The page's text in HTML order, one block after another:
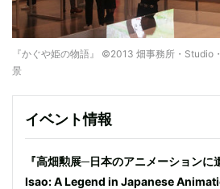
『かぐや姫の物語』 ©2013 畑事務所・
景
イベント情報
『高畑勲展─日本のアニメーション
Isao: A Legend in Japanese